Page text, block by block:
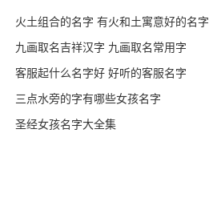
火土组合的名字 有火和土寓意好的名字
九画取名吉祥汉字 九画取名常用字
客服起什么名字好 好听的客服名字
三点水旁的字有哪些女孩名字
圣经女孩名字大全集